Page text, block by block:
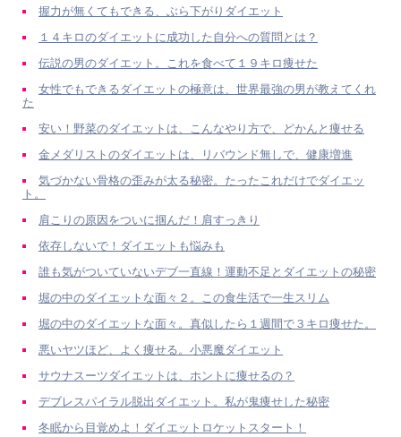
握力が無くてもできる、ぶら下がりダイエット
１４キロのダイエットに成功した自分への質問とは？
伝説の男のダイエット。これを食べて１９キロ痩せた
女性でもできるダイエットの極意は、世界最強の男が教えてくれ
た
安い！野菜のダイエットは、こんなやり方で、どかんと痩せる
金メダリストのダイエットは、リバウンド無しで、健康増進
気づかない骨格の歪みが太る秘密。たったこれだけでダイエッ
ト。
肩こりの原因をついに掴んだ！肩すっきり
依存しないで！ダイエットも悩みも
誰も気がついていないデブ一直線！運動不足とダイエットの秘密
堀の中のダイエットな面々２。この食生活で一生スリム
堀の中のダイエットな面々。真似したら１週間で３キロ痩せた。
悪いヤツほど、よく痩せる。小悪魔ダイエット
サウナスーツダイエットは、ホントに痩せるの？
デブレスパイラル脱出ダイエット。私が鬼痩せした秘密
冬眠から目覚めよ！ダイエットロケットスタート！